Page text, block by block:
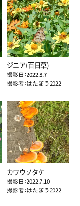
ジニア(百日草)
撮影日：2022.8.7
撮影者：はたぼう2022
カワウソタケ
撮影日：2022.7.10
撮影者：はたぼう2022